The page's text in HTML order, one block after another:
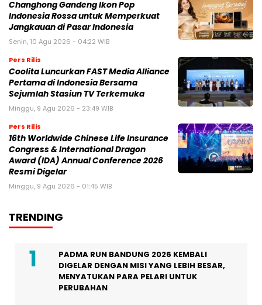
Changhong Gandeng Ikon Pop
Indonesia Rossa untuk Memperkuat
Jangkauan di Pasar Indonesia
Senin, 10 Agu 2026 - 04:22 WIB
Pers Rilis
Coolita Luncurkan FAST Media Alliance
Pertama di Indonesia Bersama
Sejumlah Stasiun TV Terkemuka
Minggu, 9 Agu 2026 - 23:49 WIB
Pers Rilis
16th Worldwide Chinese Life Insurance
Congress & International Dragon
Award (IDA) Annual Conference 2026
Resmi Digelar
Minggu, 9 Agu 2026 - 01:45 WIB
TRENDING
PADMA RUN BANDUNG 2026 KEMBALI
DIGELAR DENGAN MISI YANG LEBIH BESAR,
MENYATUKAN PARA PELARI UNTUK
PERUBAHAN